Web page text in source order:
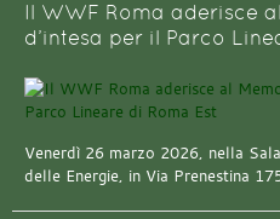
Il WWF Roma aderisce
d’intesa per il Parco
Venerdì 26 marzo 2026, nella
delle Energie, in Via Prenestina